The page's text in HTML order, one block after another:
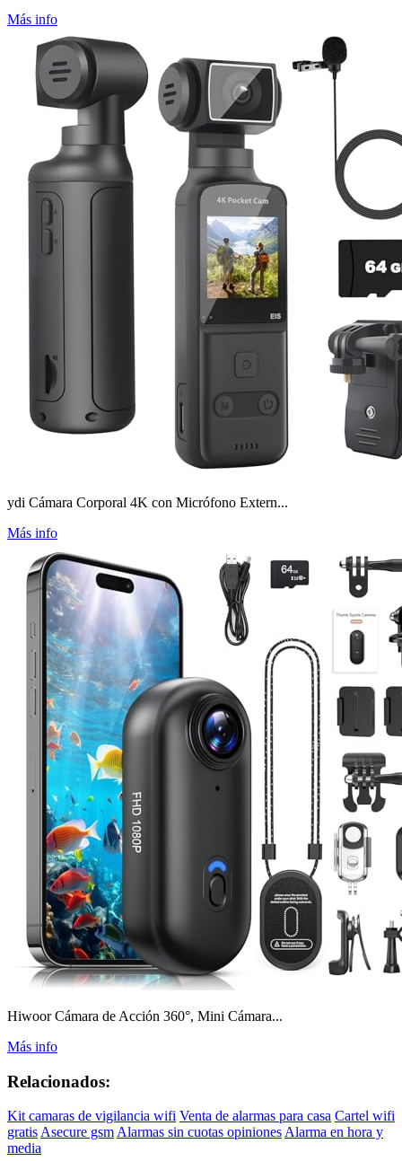
Más info
ydi Cámara Corporal 4K con Micrófono Extern...
Más info
Hiwoor Cámara de Acción 360°, Mini Cámara...
Más info
Relacionados:
Kit camaras de vigilancia wifi Venta de alarmas para casa Cartel wifi
gratis Asecure gsm Alarmas sin cuotas opiniones Alarma en hora y
media